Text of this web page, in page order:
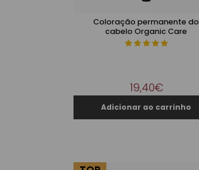
Coloração permanente do
cabelo Organic Care
19,40€